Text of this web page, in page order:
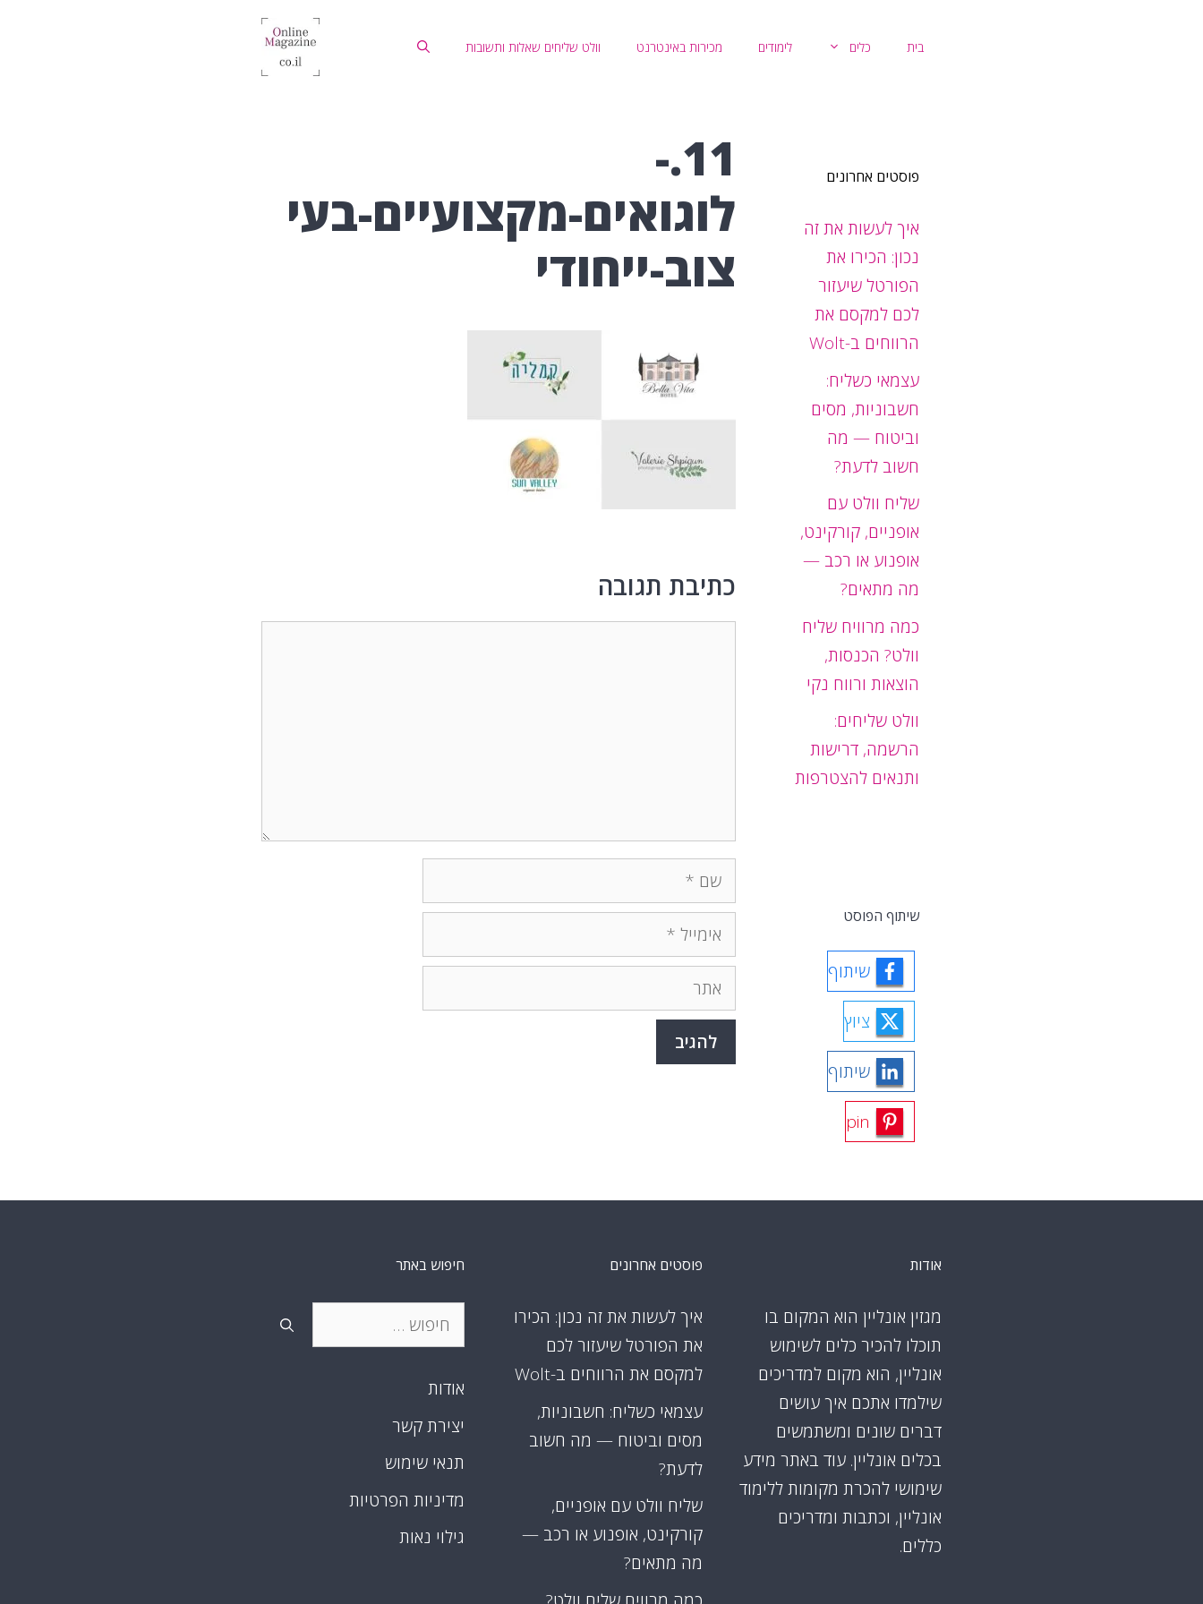
בית כלים לימודים מכירות באינטרנט וולט שליחים שאלות ותשובות
11.-
לוגואים-מקצועיים-בעי
צוב-ייחודי
כתיבת תגובה
שם
אימייל
אתר
פוסטים אחרונים
איך לעשות את זה
נכון: הכירו את
הפורטל שיעזור
לכם למקסם את
הרווחים ב-Wolt
עצמאי כשליח:
חשבוניות, מסים
וביטוח — מה
חשוב לדעת?
שליח וולט עם
אופניים, קורקינט,
אופנוע או רכב —
מה מתאים?
כמה מרוויח שליח
וולט? הכנסות,
הוצאות ורווח נקי
וולט שליחים:
הרשמה, דרישות
ותנאים להצטרפות
שיתוף הפוסט
שיתוף
ציוץ
שיתוף
pin
אודות
מגזין אונליין הוא המקום בו
תוכלו להכיר כלים לשימוש
אונליין, הוא מקום למדריכים
שילמדו אתכם איך עושים
דברים שונים ומשתמשים
בכלים אונליין. עוד באתר מידע
שימושי להכרת מקומות ללימוד
אונליין, וכתבות ומדריכים
כללים.
פוסטים אחרונים
איך לעשות את זה נכון: הכירו
את הפורטל שיעזור לכם
למקסם את הרווחים ב-Wolt
עצמאי כשליח: חשבוניות,
מסים וביטוח — מה חשוב
לדעת?
שליח וולט עם אופניים,
קורקינט, אופנוע או רכב —
מה מתאים?
חיפוש באתר
חיפוש:
אודות
יצירת קשר
תנאי שימוש
מדיניות הפרטיות
גילוי נאות